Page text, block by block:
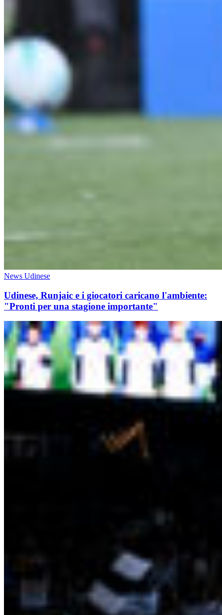
News Udinese
Udinese, Runjaic e i giocatori caricano l'ambiente:
"Pronti per una stagione importante"